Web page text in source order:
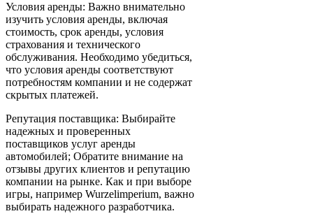
Условия аренды: Важно внимательно
изучить условия аренды, включая
стоимость, срок аренды, условия
страхования и технического
обслуживания. Необходимо убедиться,
что условия аренды соответствуют
потребностям компании и не содержат
скрытых платежей.
Репутация поставщика: Выбирайте
надежных и проверенных
поставщиков услуг аренды
автомобилей; Обратите внимание на
отзывы других клиентов и репутацию
компании на рынке. Как и при выборе
игры, например Wurzelimperium, важно
выбирать надежного разработчика.